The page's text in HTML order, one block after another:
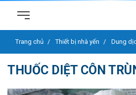
Trang chủ Thiết bị nhà yến Dung
THUỐC DIỆT CÔN